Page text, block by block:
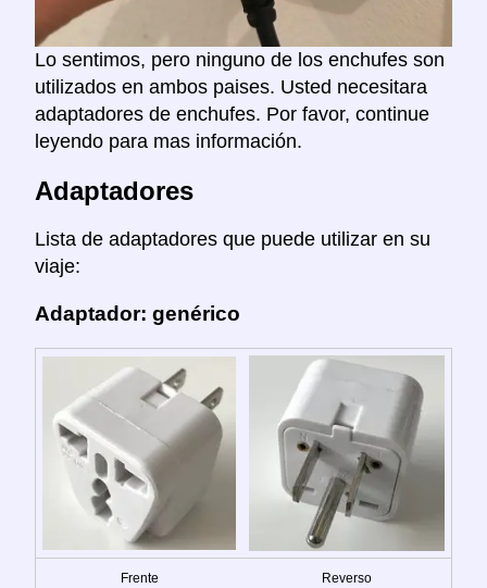
Lo sentimos, pero ninguno de los enchufes son
utilizados en ambos paises. Usted necesitara
adaptadores de enchufes. Por favor, continue
leyendo para mas información.
Adaptadores
Lista de adaptadores que puede utilizar en su
viaje:
Adaptador: genérico
Frente Reverso